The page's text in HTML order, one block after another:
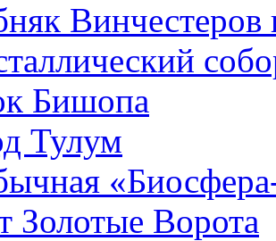
Бишопа
Тулум
Золотые Ворота